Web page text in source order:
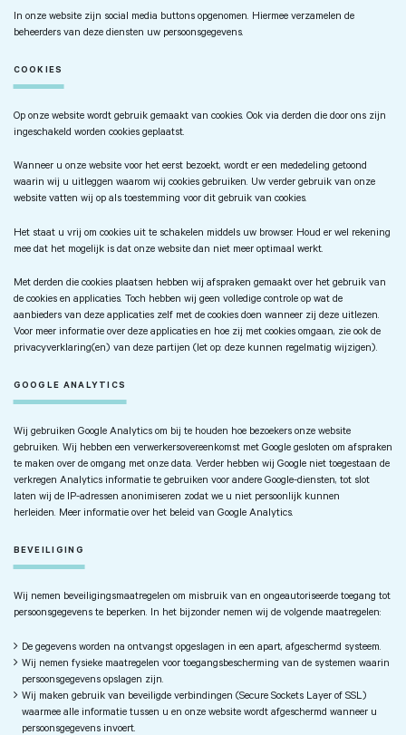
Zoeken naar
Anderen zochten ook
In onze website zijn social media buttons opgenomen. Hiermee verzamelen de
beheerders van deze diensten uw persoonsgegevens.
COOKIES
Op onze website wordt gebruik gemaakt van cookies. Ook via derden die door ons zijn
ingeschakeld worden cookies geplaatst.
Wanneer u onze website voor het eerst bezoekt, wordt er een mededeling getoond
waarin wij u uitleggen waarom wij cookies gebruiken. Uw verder gebruik van onze
website vatten wij op als toestemming voor dit gebruik van cookies.
Het staat u vrij om cookies uit te schakelen middels uw browser. Houd er wel rekening
mee dat het mogelijk is dat onze website dan niet meer optimaal werkt.
Met derden die cookies plaatsen hebben wij afspraken gemaakt over het gebruik van
de cookies en applicaties. Toch hebben wij geen volledige controle op wat de
aanbieders van deze applicaties zelf met de cookies doen wanneer zij deze uitlezen.
Voor meer informatie over deze applicaties en hoe zij met cookies omgaan, zie ook de
privacyverklaring(en) van deze partijen (let op: deze kunnen regelmatig wijzigen).
GOOGLE ANALYTICS
Wij gebruiken Google Analytics om bij te houden hoe bezoekers onze website
gebruiken. Wij hebben een verwerkersovereenkomst met Google gesloten om afspraken
te maken over de omgang met onze data. Verder hebben wij Google niet toegestaan de
verkregen Analytics informatie te gebruiken voor andere Google-diensten, tot slot
laten wij de IP-adressen anonimiseren zodat we u niet persoonlijk kunnen
herleiden. Meer informatie over het beleid van Google Analytics.
BEVEILIGING
Wij nemen beveiligingsmaatregelen om misbruik van en ongeautoriseerde toegang tot
persoonsgegevens te beperken. In het bijzonder nemen wij de volgende maatregelen:
De gegevens worden na ontvangst opgeslagen in een apart, afgeschermd systeem.
Wij nemen fysieke maatregelen voor toegangsbescherming van de systemen waarin
persoonsgegevens opslagen zijn.
Wij maken gebruik van beveiligde verbindingen (Secure Sockets Layer of SSL)
waarmee alle informatie tussen u en onze website wordt afgeschermd wanneer u
persoonsgegevens invoert.